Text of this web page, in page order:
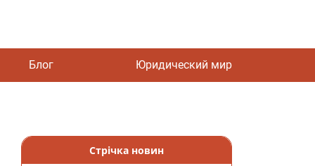
Блог Юридический мир
Стрічка новин